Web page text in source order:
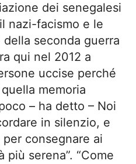
dei senegalesi
nazi-facismo e le
seconda guerra
qui nel 2012 a
uccise perché
memoria
– ha detto – Noi
in silenzio, e
consegnare ai
serena”. “Come